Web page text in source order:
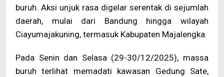
buruh. Aksi unjuk rasa digelar serentak di sejumlah
daerah, mulai dari Bandung hingga wilayah
Ciayumajakuning, termasuk Kabupaten Majalengka.
Pada Senin dan Selasa (29-30/12/2025), massa
buruh terlihat memadati kawasan Gedung Sate,